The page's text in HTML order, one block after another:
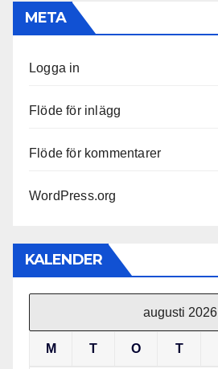
META
Logga in
Flöde för inlägg
Flöde för kommentarer
WordPress.org
KALENDER
augusti 2026
M T O T